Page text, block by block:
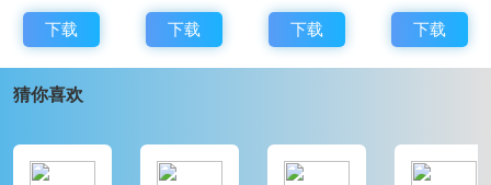
内容生态成熟，游戏、影视、财经、美食等领域都有活
KOL和明星入驻多，宣传和活动带动快，参与官方或粉
创作工具丰富，带话题、滤镜和简单剪辑功能，发作品
下载
app
下载 下载
版
下载
猜你喜欢